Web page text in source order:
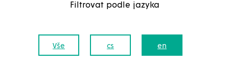
Filtrovat podle jazyka
Vše cs en